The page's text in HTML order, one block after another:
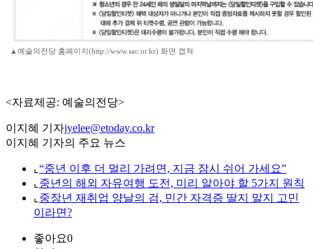
▲예술의전당 홈페이지(http://www.sac.or.kr) 화면 캡쳐
<자료제공: 예술의전당>
이지혜 기자jyelee@etoday.co.kr
이지혜 기자의 주요 뉴스
⌞ “중년 이후 더 멀리 가려면, 지금 잠시 쉬어 가세요”
⌞ 중년의 해외 자유여행 도전, 미리 알아야 할 5가지 원칙
⌞ 중장년 재취업 양날의 검, 민간 자격증 딸지 말지 고민
이라면?
좋아요0